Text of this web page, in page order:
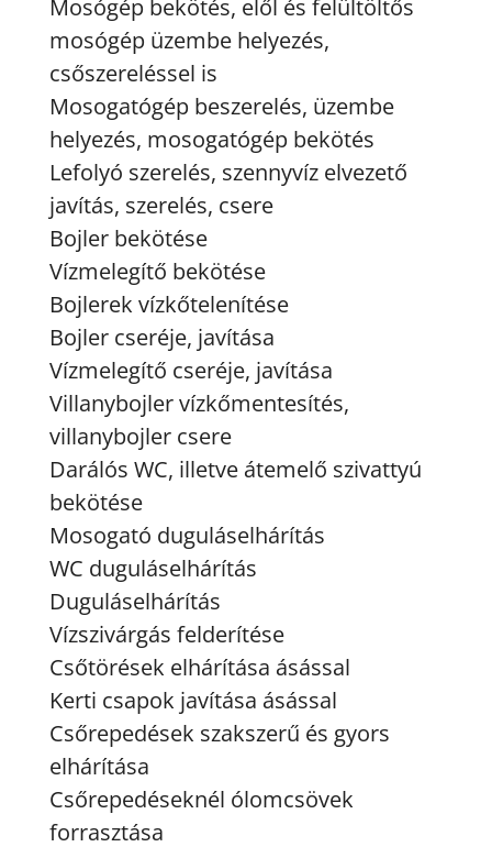
Mosógép bekötés, elől és felültöltős
mosógép üzembe helyezés,
csőszereléssel is
Mosogatógép beszerelés, üzembe
helyezés, mosogatógép bekötés
Lefolyó szerelés, szennyvíz elvezető
javítás, szerelés, csere
Bojler bekötése
Vízmelegítő bekötése
Bojlerek vízkőtelenítése
Bojler cseréje, javítása
Vízmelegítő cseréje, javítása
Villanybojler vízkőmentesítés,
villanybojler csere
Darálós WC, illetve átemelő szivattyú
bekötése
Mosogató duguláselhárítás
WC duguláselhárítás
Duguláselhárítás
Vízszivárgás felderítése
Csőtörések elhárítása ásással
Kerti csapok javítása ásással
Csőrepedések szakszerű és gyors
elhárítása
Csőrepedéseknél ólomcsövek
forrasztása